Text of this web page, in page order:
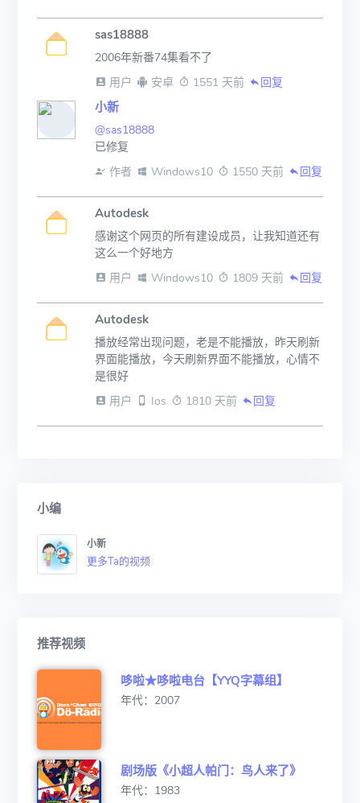
sas18888
2006年新番74集看不了
用户
安卓 1551 天前 回复
小新
@sas18888
已修复
作者
Windows10 1550 天前 回复
Autodesk
感谢这个网页的所有建设成员，让我知道还有
这么一个好地方
用户
Windows10 1809 天前 回复
Autodesk
播放经常出现问题，老是不能播放，昨天刷新
界面能播放，今天刷新界面不能播放，心情不
是很好
用户
Ios 1810 天前 回复
小编
小新
更多Ta的视频
推荐视频
哆啦★哆啦电台【YYQ字幕组】
年代：2007
剧场版《小超人帕门：鸟人来了》
年代：1983